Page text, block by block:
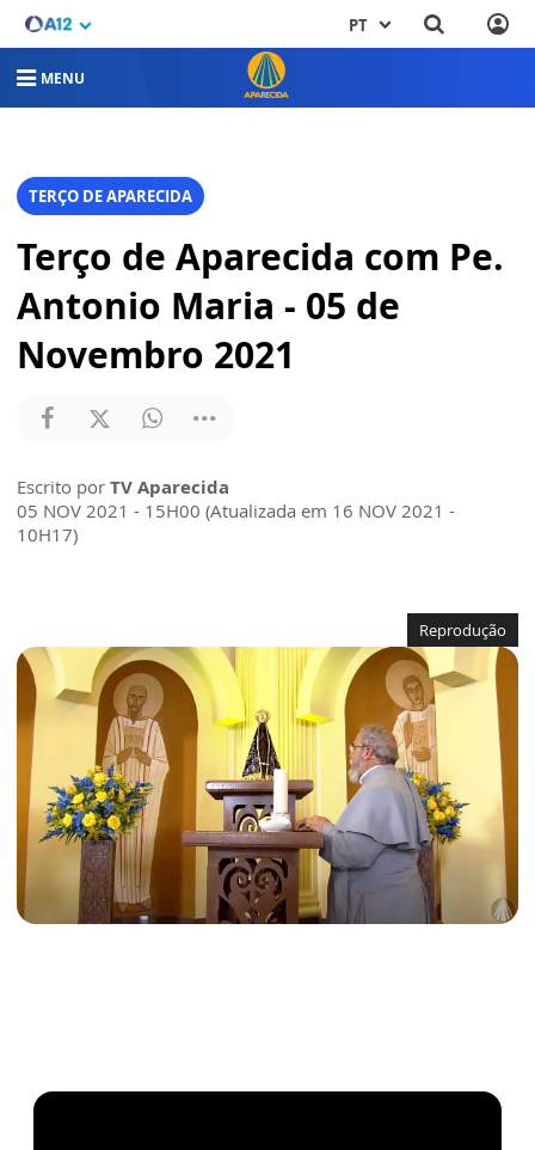
PT
MENU
TERÇO DE APARECIDA
Terço de Aparecida com Pe.
Antonio Maria - 05 de
Novembro 2021
Escrito por TV Aparecida
05 NOV 2021 - 15H00 (Atualizada em 16 NOV 2021 -
10H17)
Reprodução